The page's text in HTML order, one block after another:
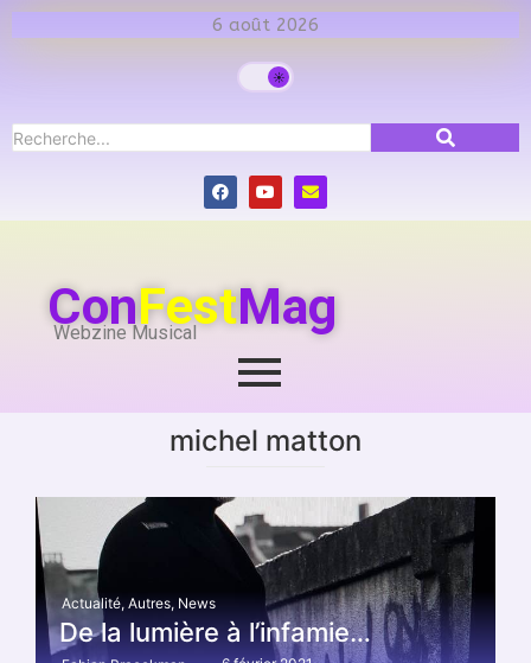
6 août 2026
ConFestMag
Webzine Musical
michel matton
Actualité, Autres, News
De la lumière à l’infamie…